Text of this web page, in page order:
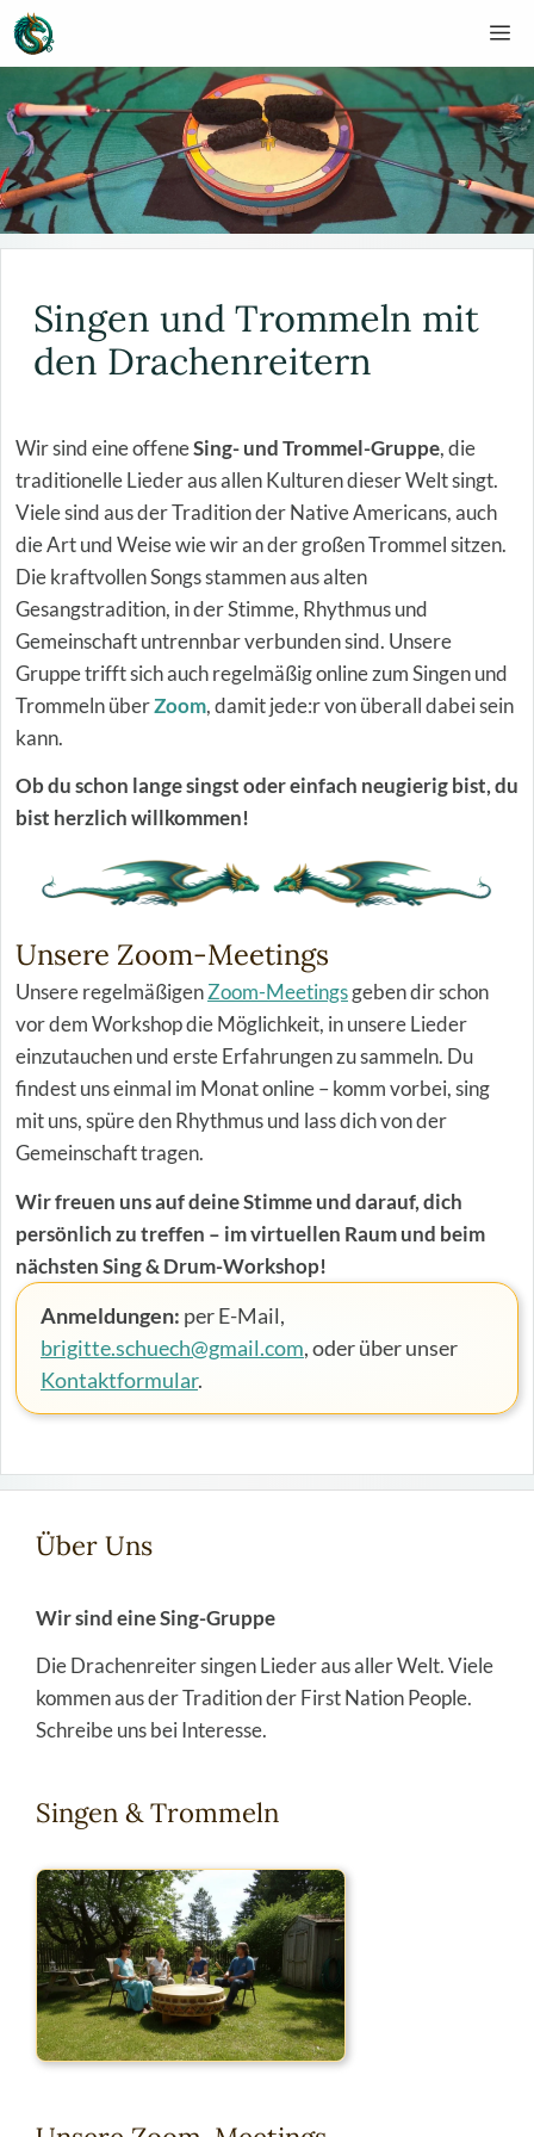
Zum
Inhalt
springen
Singen und Trommeln mit
den Drachenreitern
Wir sind eine offeneSing- und Trommel-Gruppe, die
traditionelle Lieder aus allen Kulturen dieser Welt singt.
Viele sind aus der Tradition der Native Americans, auch
die Art und Weise wie wir an der großen Trommel sitzen.
Die kraftvollen Songs stammen aus alten
Gesangstradition, in der Stimme, Rhythmus und
Gemeinschaft untrennbar verbunden sind. Unsere
Gruppe trifft sich auch regelmäßig online zum Singen und
Trommeln überZoom, damit jede:r von überall dabei sein
kann.
Ob du schon lange singst oder einfach neugierig bist, du
bist herzlich willkommen!
Unsere Zoom-Meetings
Unsere regelmäßigenZoom-Meetingsgeben dir schon
vor dem Workshop die Möglichkeit, in unsere Lieder
einzutauchen und erste Erfahrungen zu sammeln. Du
findest uns einmal im Monat online – komm vorbei, sing
mit uns, spüre den Rhythmus und lass dich von der
Gemeinschaft tragen.
Wir freuen uns auf deine Stimme und darauf, dich
persönlich zu treffen – im virtuellen Raum und beim
nächsten Sing & Drum-Workshop!
Anmeldungen: per E-Mail,
brigitte.schuech@gmail.com, oder über unser
Kontaktformular.
Über Uns
Wir sind eine Sing-Gruppe
Die Drachenreiter singen Lieder aus aller Welt. Viele
kommen aus der Tradition der First Nation People.
Schreibe uns bei Interesse.
Singen & Trommeln